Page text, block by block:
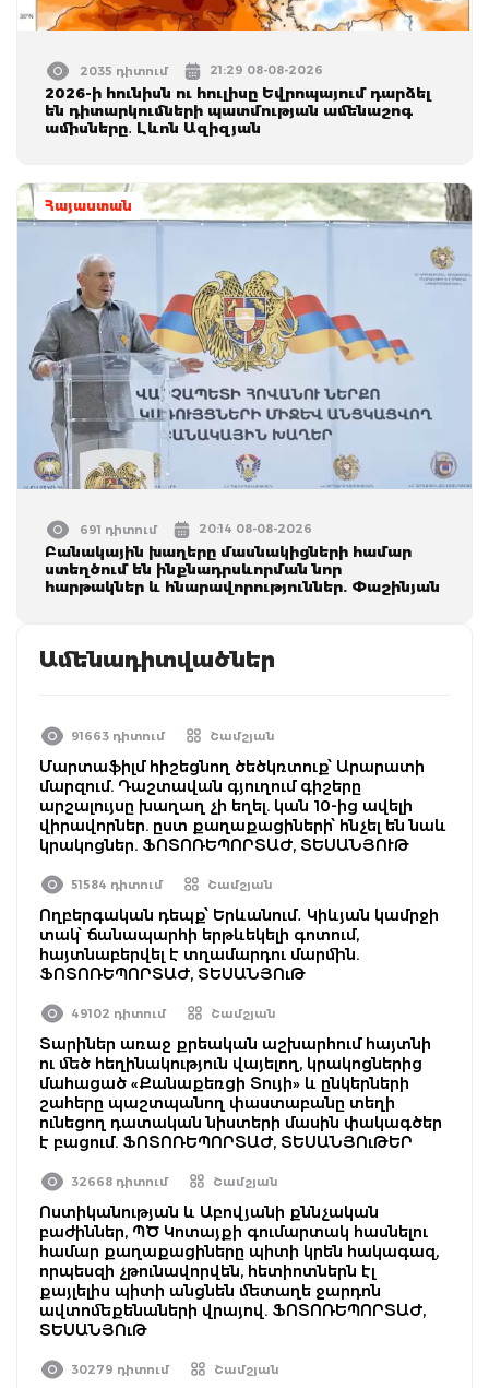
2035 դիտում 21:29 08-08-2026
2026-ի հունիսն ու հուլիսը Եվրոպայում դարձել
են դիտարկումների պատմության ամենաշոգ
ամիսները․ Լևոն Ազիզյան
Հայաստան
691 դիտում 20:14 08-08-2026
Բանակային խաղերը մասնակիցների համար
ստեղծում են ինքնադրսևորման նոր
հարթակներ և հնարավորություններ. Փաշինյան
Ամենադիտվածներ
91663 դիտում Շամշյան
Մարտաֆիլմ հիշեցնող ծեծկռտուք՝ Արարատի
մարզում. Դաշտավան գյուղում գիշերը
արշալույսը խաղաղ չի եղել. կան 10-ից ավելի
վիրավորներ. ըստ քաղաքացիների՝ հնչել են նաև
կրակոցներ. ՖՈՏՈՌԵՊՈՐՏԱԺ, ՏԵՍԱՆՅՈՒԹ
51584 դիտում Շամշյան
Ողբերգական դեպք՝ Երևանում․ Կիևյան կամրջի
տակ՝ ճանապարհի երթևեկելի գոտում,
հայտնաբերվել է տղամարդու մարմին.
ՖՈՏՈՌԵՊՈՐՏԱԺ, ՏԵՍԱՆՅՈւԹ
49102 դիտում Շամշյան
Տարիներ առաջ քրեական աշխարհում հայտնի
ու մեծ հեղինակություն վայելող, կրակոցներից
մահացած «Քանաքեռցի Տույի» և ընկերների
շահերը պաշտպանող փաստաբանը տեղի
ունեցող դատական նիստերի մասին փակագծեր
է բացում. ՖՈՏՈՌԵՊՈՐՏԱԺ, ՏԵՍԱՆՅՈւԹԵՐ
32668 դիտում Շամշյան
Ոստիկանության և Աբովյանի քննչական
բաժիններ, ՊԾ Կոտայքի գումարտակ հասնելու
համար քաղաքացիները պիտի կրեն հակագազ,
որպեսզի չթունավորվեն, հետիոտներն էլ
քայլելիս պիտի անցնեն մետաղե ջարդոն
ավտոմեքենաների վրայով. ՖՈՏՈՌԵՊՈՐՏԱԺ,
ՏԵՍԱՆՅՈւԹ
30279 դիտում Շամշյան